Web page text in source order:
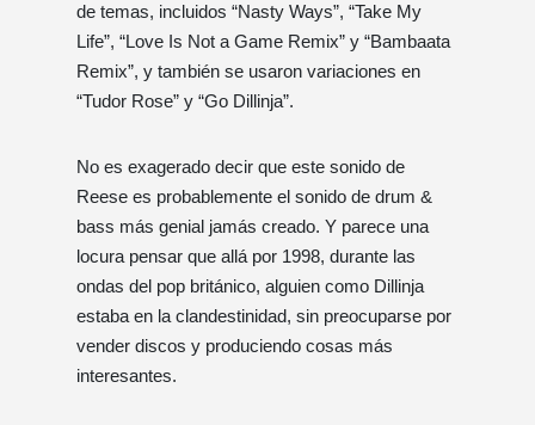
de temas, incluidos “Nasty Ways”, “Take My
Life”, “Love Is Not a Game Remix” y “Bambaata
Remix”, y también se usaron variaciones en
“Tudor Rose” y “Go Dillinja”.
No es exagerado decir que este sonido de
Reese es probablemente el sonido de drum &
bass más genial jamás creado. Y parece una
locura pensar que allá por 1998, durante las
ondas del pop británico, alguien como Dillinja
estaba en la clandestinidad, sin preocuparse por
vender discos y produciendo cosas más
interesantes.